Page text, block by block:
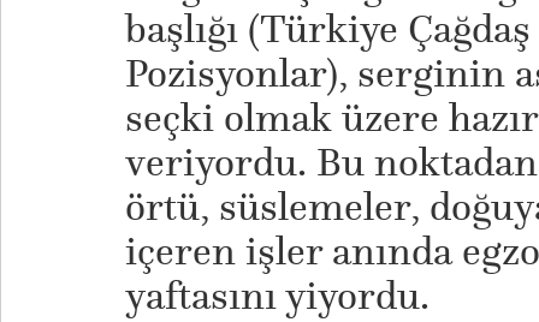
başlığı (Türkiye
Pozisyonlar), serginin
seçki olmak üzere
veriyordu. Bu
örtü, süslemeler,
içeren işler anında
yaftasını yiyordu.